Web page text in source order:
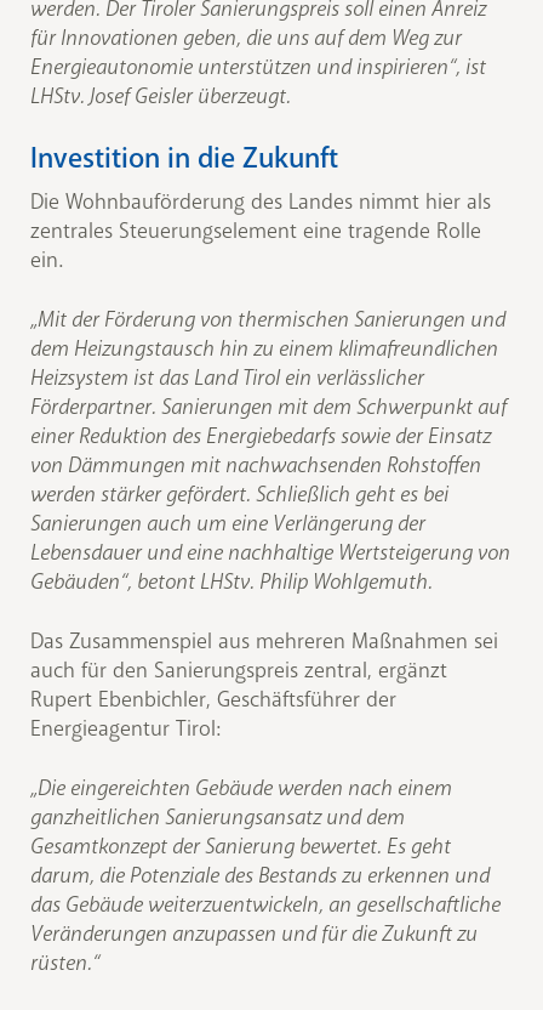
werden. Der Tiroler Sanierungspreis soll einen Anreiz
für Innovationen geben, die uns auf dem Weg zur
Energieautonomie unterstützen und inspirieren“, ist
LHStv. Josef Geisler überzeugt.
Investition in die Zukunft
Die Wohnbauförderung des Landes nimmt hier als
zentrales Steuerungselement eine tragende Rolle
ein.
„Mit der Förderung von thermischen Sanierungen und
dem Heizungstausch hin zu einem klimafreundlichen
Heizsystem ist das Land Tirol ein verlässlicher
Förderpartner. Sanierungen mit dem Schwerpunkt auf
einer Reduktion des Energiebedarfs sowie der Einsatz
von Dämmungen mit nachwachsenden Rohstoffen
werden stärker gefördert. Schließlich geht es bei
Sanierungen auch um eine Verlängerung der
Lebensdauer und eine nachhaltige Wertsteigerung von
Gebäuden“, betont LHStv. Philip Wohlgemuth.
Das Zusammenspiel aus mehreren Maßnahmen sei
auch für den Sanierungspreis zentral, ergänzt
Rupert Ebenbichler, Geschäftsführer der
Energieagentur Tirol:
„Die eingereichten Gebäude werden nach einem
ganzheitlichen Sanierungsansatz und dem
Gesamtkonzept der Sanierung bewertet. Es geht
darum, die Potenziale des Bestands zu erkennen und
das Gebäude weiterzuentwickeln, an gesellschaftliche
Veränderungen anzupassen und für die Zukunft zu
rüsten.“